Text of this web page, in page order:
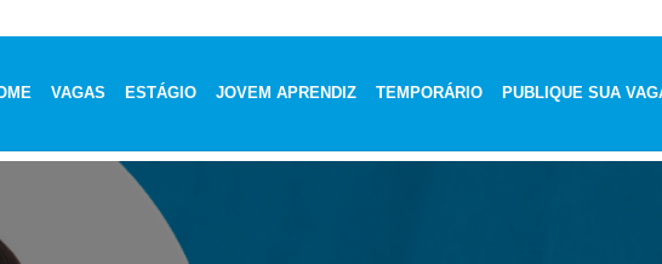
VAGAS ESTÁGIO JOVEM APRENDIZ TEMPORÁRIO PUBLIQUE SUA